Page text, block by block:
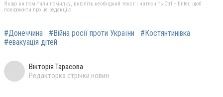
Якщо ви помітили помилку, виділіть необхідний текст і натисніть Ctrl + Enter, щоб
повідомити про це редакцію
#Донеччина #Війна росії проти України
#Костянтинівка
#евакуація дітей
Вікторія Тарасова
Редакторка стрічки новин